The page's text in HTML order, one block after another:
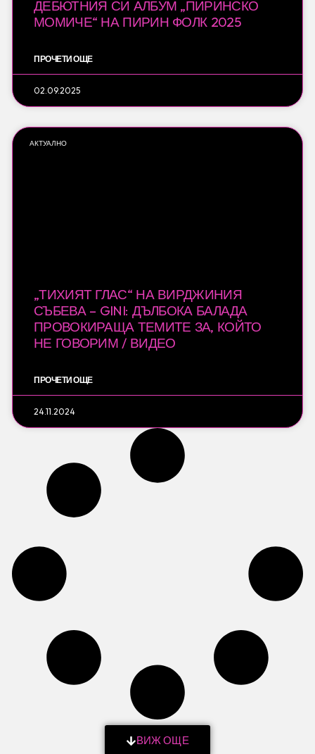
ДЕБЮТНИЯ СИ АЛБУМ „ПИРИНСКО
МОМИЧЕ“ НА ПИРИН ФОЛК 2025
ПРОЧЕТИ ОЩЕ
02.09.2025
АКТУАЛНО
„ТИХИЯТ ГЛАС“ НА ВИРДЖИНИЯ
СЪБЕВА – GINI: ДЪЛБОКА БАЛАДА
ПРОВОКИРАЩА ТЕМИТЕ ЗА, КОЙТО
НЕ ГОВОРИМ / ВИДЕО
ПРОЧЕТИ ОЩЕ
24.11.2024
ВИЖ ОЩЕ